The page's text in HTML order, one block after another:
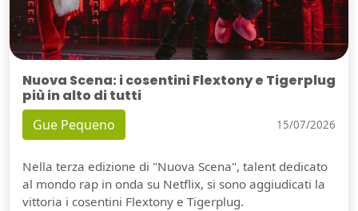
Nuova Scena: i cosentini Flextony e Tigerplug
più in alto di tutti
Gue Pequeno 15/07/2026
Nella terza edizione di "Nuova Scena", talent dedicato
al mondo rap in onda su Netflix, si sono aggiudicati la
vittoria i cosentini Flextony e Tigerplug.